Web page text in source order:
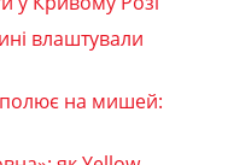
влаштували
полює на мишей: